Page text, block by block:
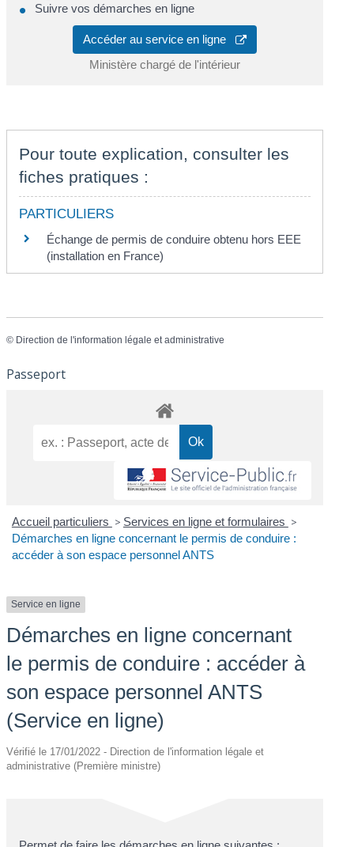
Suivre vos démarches en ligne
Accéder au service en ligne
Ministère chargé de l'intérieur
Pour toute explication, consulter les
fiches pratiques :
PARTICULIERS
Échange de permis de conduire obtenu hors EEE
(installation en France)
© Direction de l'information légale et administrative
Passeport
Accueil particuliers > Services en ligne et formulaires >
Démarches en ligne concernant le permis de conduire :
accéder à son espace personnel ANTS
Service en ligne
Démarches en ligne concernant
le permis de conduire : accéder à
son espace personnel ANTS
(Service en ligne)
Vérifié le 17/01/2022 - Direction de l'information légale et
administrative (Première ministre)